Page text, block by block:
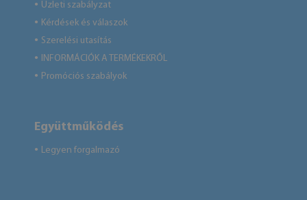
● Üzleti szabályzat
● Kérdések és válaszok
● Szerelési utasítás
● INFORMÁCIÓK A TERMÉKEKRŐL
● Promóciós szabályok
Együttműködés
● Legyen forgalmazó